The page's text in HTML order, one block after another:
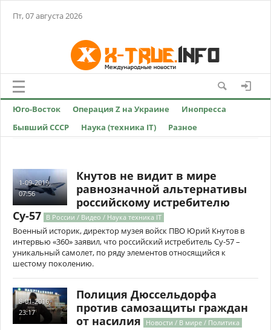
Пт, 07 августа 2026
Юго-Восток Операция Z на Украине
Инопресса
Бывший СССР
Наука (техника IT) Разное
1-09-2019,
07:56
Кнутов не видит в мире
равнозначной альтернативы
российскому истребителю
Су-57 В России / Видео / Наука техника IT
Военный историк, директор музея войск ПВО Юрий Кнутов в
интервью «360» заявил, что российский истребитель Су-57 –
уникальный самолет, по ряду элементов относящийся к
шестому поколению.
8-01-2016,
23:17
Полиция Дюссельдорфа
против самозащиты граждан
от насилия
Новости / В мире / Политика